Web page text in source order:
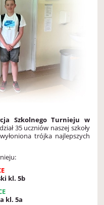
Szkolnego Turnieju w
35 uczniów naszej szkoły
trójka najlepszych
kl. 5b
kl. 5a